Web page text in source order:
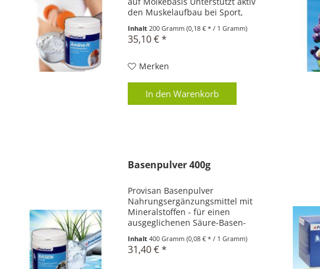
den Muskelaufbau bei Sport,
Protein aus Weidemilch sorgt für
eine optimale Energieversorgung
Inhalt 200 Gramm(0,18 € * / 1 Gramm)
35,10 € *
Merken
In den Warenkorb
Basenpulver 400g
Provisan Basenpulver
Nahrungsergänzungsmittel mit
Mineralstoffen - für einen
ausgeglichenen Säure-Basen-
Basen-Gleichgewicht Bringt Ihren
Organismus in Schwung
Inhalt400 Gramm(0,08 € * / 1 Gramm)
31,40 € *